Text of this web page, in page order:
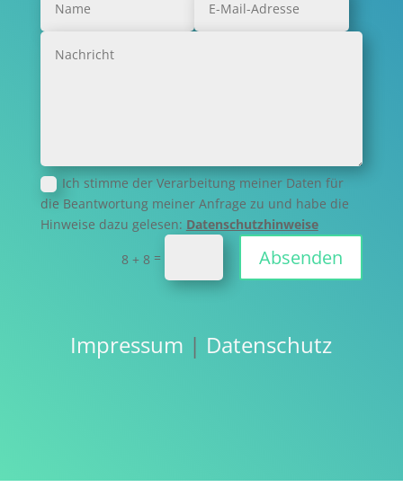
Ich stimme der Verarbeitung meiner Daten für
die Beantwortung meiner Anfrage zu und habe die
Hinweise dazu gelesen: Datenschutzhinweise
8 + 8 = Absenden
Impressum | Datenschutz